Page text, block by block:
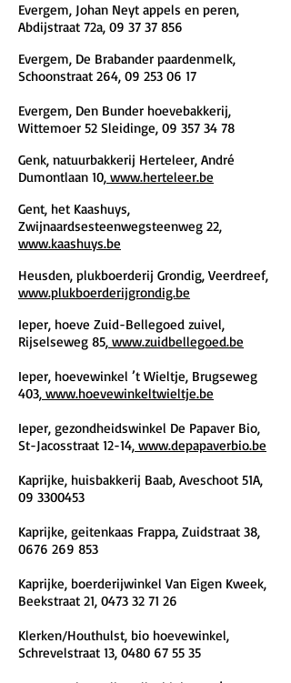
Evergem, Johan Neyt appels en peren,
Abdijstraat 72a, 09 37 37 856
Evergem, De Brabander paardenmelk,
Schoonstraat 264, 09 253 06 17
Evergem, Den Bunder hoevebakkerij,
Wittemoer 52 Sleidinge, 09 357 34 78
Genk, natuurbakkerij Herteleer, André
Dumontlaan 10, www.herteleer.be
Gent, het Kaashuys,
Zwijnaardsesteenwegsteenweg 22,
www.kaashuys.be
Heusden, plukboerderij Grondig, Veerdreef,
www.plukboerderijgrondig.be
Ieper, hoeve Zuid-Bellegoed zuivel,
Rijselseweg 85, www.zuidbellegoed.be
Ieper, hoevewinkel ’t Wieltje, Brugseweg
403, www.hoevewinkeltwieltje.be
Ieper, gezondheidswinkel De Papaver Bio,
St-Jacosstraat 12-14, www.depapaverbio.be
Kaprijke, huisbakkerij Baab, Aveschoot 51A,
09 3300453
Kaprijke, geitenkaas Frappa, Zuidstraat 38,
0676 269 853
Kaprijke, boerderijwinkel Van Eigen Kweek,
Beekstraat 21, 0473 32 71 26
Klerken/Houthulst, bio hoevewinkel,
Schrevelstraat 13, 0480 67 55 35